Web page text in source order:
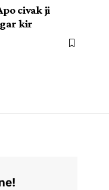
civak ji
kir